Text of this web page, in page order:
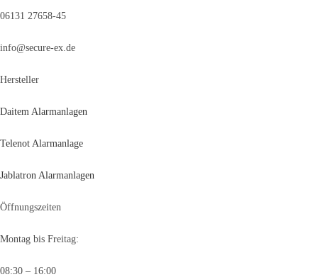
06131 27658-45
info@secure-ex.de
Hersteller
Daitem Alarmanlagen
Telenot Alarmanlage
Jablatron Alarmanlagen
Öffnungszeiten
Montag bis Freitag:
08:30 – 16:00